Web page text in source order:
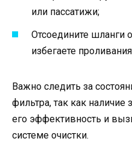
или пассатижи;
Отсоедините шланги
избегаете
Важно следить за
фильтра, так как наличие
его эффективность и
системе очистки.